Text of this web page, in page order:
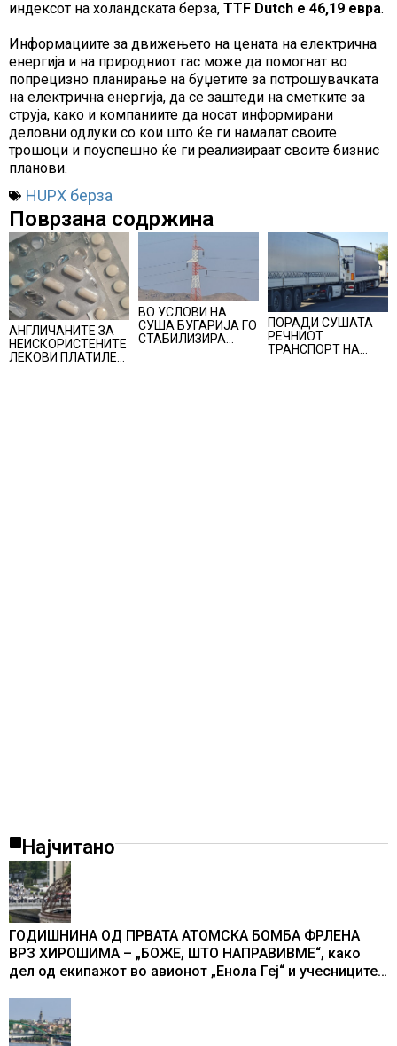
индексот на холандската берза, TTF Dutch е 46,19 евра.
Информациите за движењето на цената на електрична
енергија и на природниот гас може да помогнат во
попрецизно планирање на буџетите за потрошувачката
на електрична енергија, да се заштеди на сметките за
струја, како и компаниите да носат информирани
деловни одлуки со кои што ќе ги намалат своите
трошоци и поуспешно ќе ги реализираат своите бизнис
планови.
HUPX берза
Поврзана содржина
АНГЛИЧАНИТЕ ЗА
НЕИСКОРИСТЕНИТЕ
ЛЕКОВИ ПЛАТИЛЕ
ВО УСЛОВИ НА
СУША БУГАРИЈА ГО
СТАБИЛИЗИРА
ПОРАДИ СУШАТА
РЕЧНИОТ
ТРАНСПОРТ НА
Најчитано
ГОДИШНИНА ОД ПРВАТА АТОМСКА БОМБА ФРЛЕНА
ВРЗ ХИРОШИМА – „БОЖЕ, ШТО НАПРАВИВМЕ“, како
дел од екипажот во авионот „Енола Геј“ и учесниците
промени текот на историјата